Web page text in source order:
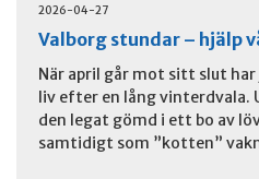
2026-04-27
Valborg stundar – hjälp
När april går mot sitt slut
liv efter en lång vinterdvala.
den legat gömd i ett bo av
samtidigt som ”kotten”